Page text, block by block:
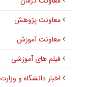
معاونت پژوهش
معاونت آموزش
فیلم های آموزشی
اخبار دانشگاه و وزارت